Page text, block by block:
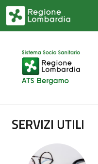
Salta al contenuto principale
SERVIZI UTILI